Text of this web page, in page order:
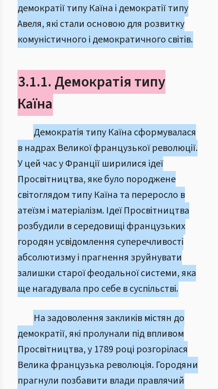
демократії типу Каїна і демократії типу
Авеля, які стали основою для розвитку
комуністичного і демократичного світів.
3.1.1. Демократія типу
Каїна
Демократія типу Каїна сформувалася
в надрах Великої французької революції.
У цей час у Франції ширилися ідеї
Просвітництва, яке було породжене
світоглядом типу Каїна та переросло в
атеїзм і матеріалізм. Ідеї Просвітництва
розбудили в середовищі французьких
городян усвідомлення суперечливості
абсолютизму і прагнення зруйнувати
залишки старої феодальної системи, яка
ще нагадувала про себе в суспільстві.
На задоволення закликів містян до
демократії, які пролунали під впливом
Просвітництва, у 1789 році розгорілася
Велика французька революція. Городяни
прагнули позбавити влади правлячий